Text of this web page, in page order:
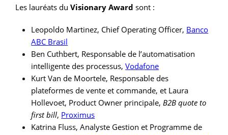
Les lauréats du Visionary Award sont :
Leopoldo Martinez, Chief Operating Officer, Banco
ABC Brasil
Ben Cuthbert, Responsable de l’automatisation
intelligente des processus,Vodafone
Kurt Van de Moortele, Responsable des
plateformes de vente et commande, et Laura
Hollevoet, Product Owner principale, B2B quote to
first bill, Proximus
Katrina Fluss, Analyste Gestion et Programme de